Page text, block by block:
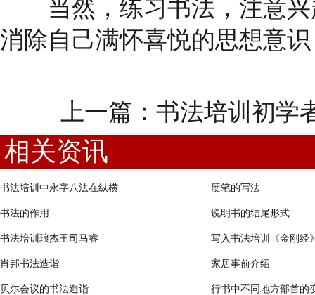
当然，练习书法，注意兴
消除自己满怀喜悦的思想意
上一篇： 书法培训初学
相关资讯
书法培训中永字八法在纵横 硬笔的写法
书法的作用 说明书的结尾形式
书法培训琅杰王司马睿 写入书法培训《金刚经
肖邦书法造诣 家居事前介绍
贝尔会议的书法造诣 行书中不同地方部首的